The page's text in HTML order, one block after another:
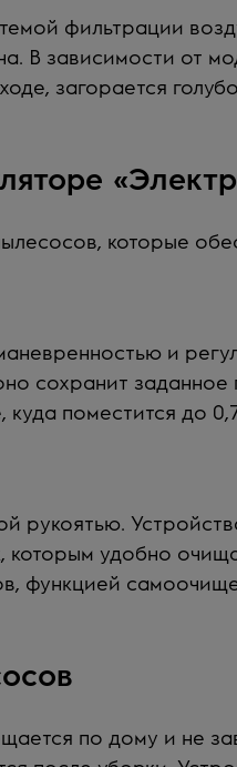
фильтрации
В зависимости от
загорается
которые
и
сохранит
куда поместится до
удобно
функцией
по дому и не